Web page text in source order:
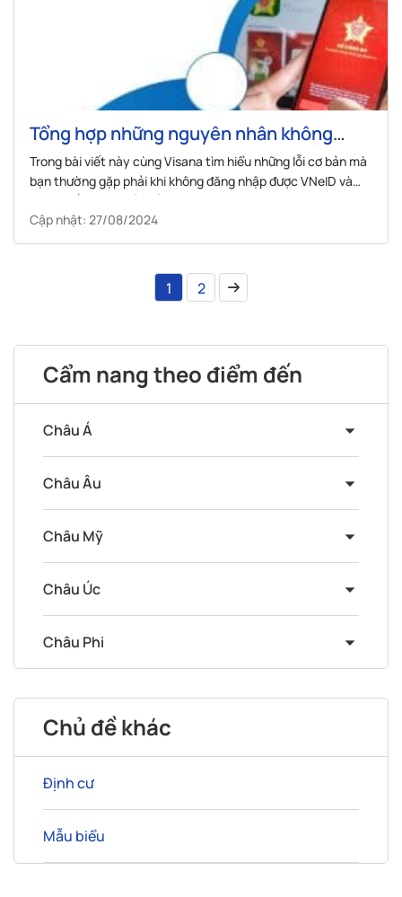
Tổng hợp những nguyên nhân không
đăng nhập được VNeID và cách khắc
phục
Trong bài viết này cùng Visana tìm hiểu những lỗi cơ bản mà
bạn thường gặp phải khi không đăng nhập được VNeID và
cách khắc phục vấn đề này.
Cập nhật: 27/08/2024
1 2
Cẩm nang theo điểm đến
Châu Á
Châu Âu
Châu Mỹ
Châu Úc
Châu Phi
Chủ đề khác
Định cư
Mẫu biểu